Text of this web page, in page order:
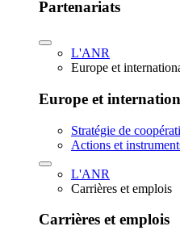
Partenariats
L'ANR
Europe et
Europe et
Stratégie de
Actions et
L'ANR
Carrières et emplois
Carrières et emplois